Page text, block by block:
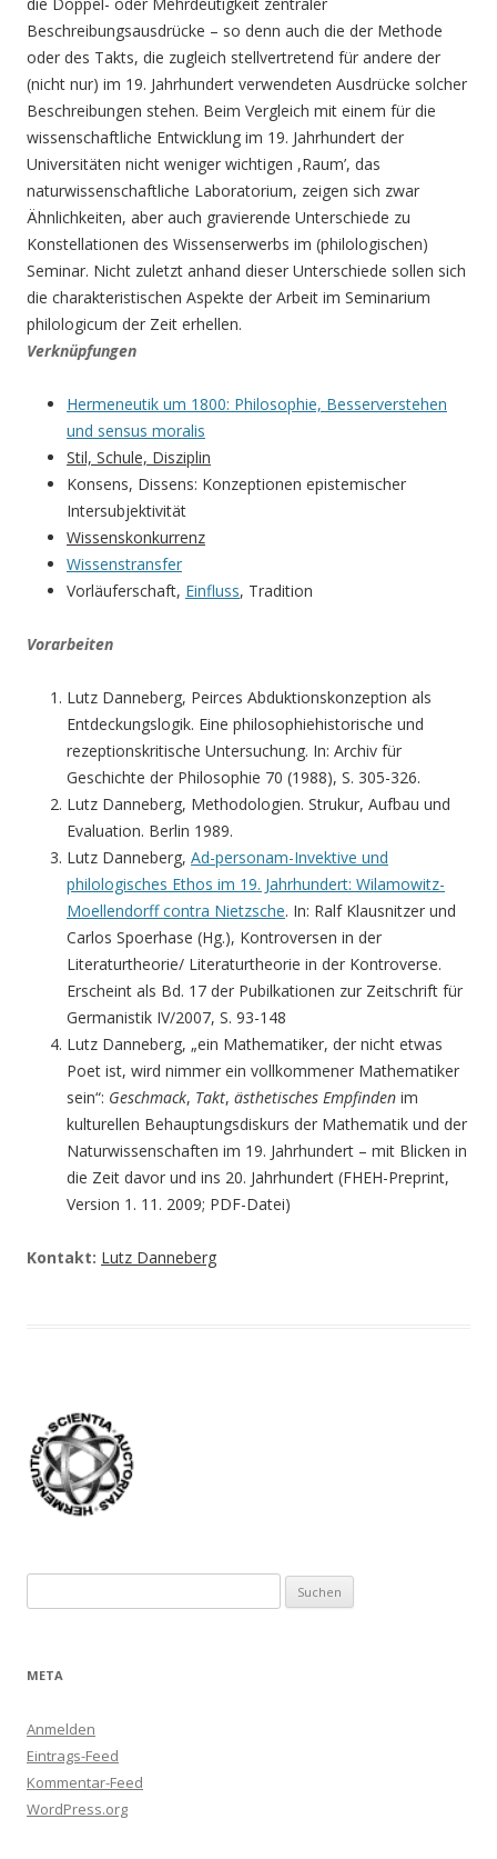
Beschreibungsausdrücke – so denn auch die der Methode
oder des Takts, die zugleich stellvertretend für andere der
(nicht nur) im 19. Jahrhundert verwendeten Ausdrücke solcher
Beschreibungen stehen. Beim Vergleich mit einem für die
wissenschaftliche Entwicklung im 19. Jahrhundert der
Universitäten nicht weniger wichtigen ,Raum’, das
naturwissenschaftliche Laboratorium, zeigen sich zwar
Ähnlichkeiten, aber auch gravierende Unterschiede zu
Konstellationen des Wissenserwerbs im (philologischen)
Seminar. Nicht zuletzt anhand dieser Unterschiede sollen sich
die charakteristischen Aspekte der Arbeit im Seminarium
philologicum der Zeit erhellen.
Verknüpfungen
Hermeneutik um 1800: Philosophie, Besserverstehen
und sensus moralis
Stil, Schule, Disziplin
Konsens, Dissens: Konzeptionen epistemischer
Intersubjektivität
Wissenskonkurrenz
Wissenstransfer
Vorläuferschaft, Einfluss, Tradition
Vorarbeiten
Lutz Danneberg, Peirces Abduktionskonzeption als
Entdeckungslogik. Eine philosophiehistorische und
rezeptionskritische Untersuchung. In: Archiv für
Geschichte der Philosophie 70 (1988), S. 305-326.
Lutz Danneberg, Methodologien. Strukur, Aufbau und
Evaluation. Berlin 1989.
Lutz Danneberg, Ad-personam-Invektive und
philologisches Ethos im 19. Jahrhundert: Wilamowitz-
Moellendorff contra Nietzsche. In: Ralf Klausnitzer und
Carlos Spoerhase (Hg.), Kontroversen in der
Literaturtheorie/ Literaturtheorie in der Kontroverse.
Erscheint als Bd. 17 der Pubilkationen zur Zeitschrift für
Germanistik IV/2007, S. 93-148
Lutz Danneberg, „ein Mathematiker, der nicht etwas
Poet ist, wird nimmer ein vollkommener Mathematiker
sein“: Geschmack, Takt, ästhetisches Empfinden im
kulturellen Behauptungsdiskurs der Mathematik und der
Naturwissenschaften im 19. Jahrhundert – mit Blicken in
die Zeit davor und ins 20. Jahrhundert (FHEH-Preprint,
Version 1. 11. 2009; PDF-Datei)
Kontakt: Lutz Danneberg
nach:
META
Anmelden
Eintrags-Feed
Kommentar-Feed
WordPress.org